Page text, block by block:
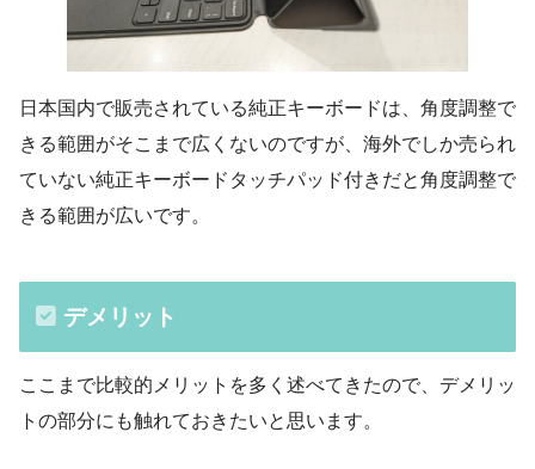
日本国内で販売されている純正キーボードは、角度調整で
きる範囲がそこまで広くないのですが、海外でしか売られ
ていない純正キーボードタッチパッド付きだと角度調整で
きる範囲が広いです。
デメリット
ここまで比較的メリットを多く述べてきたので、デメリッ
トの部分にも触れておきたいと思います。